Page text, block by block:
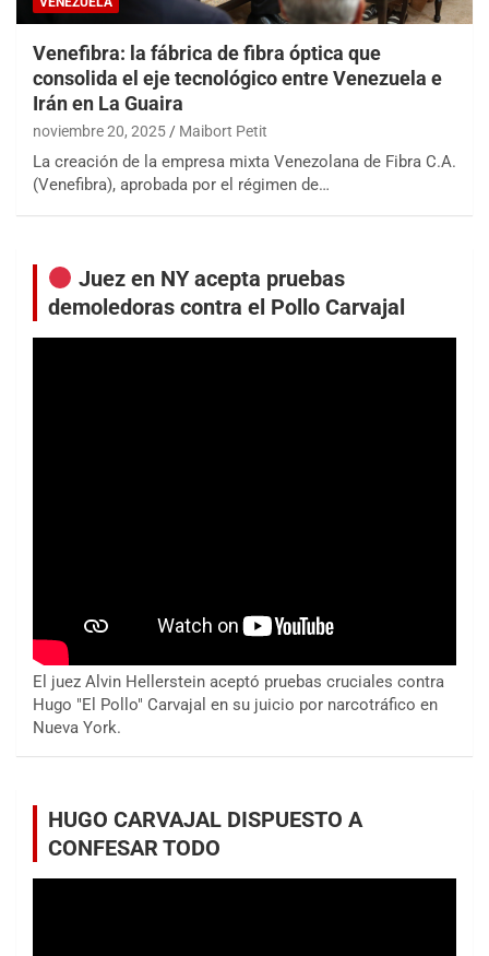
Venefibra: la fábrica de fibra óptica que
consolida el eje tecnológico entre Venezuela e
Irán en La Guaira
noviembre 20, 2025 Maibort Petit
La creación de la empresa mixta Venezolana de Fibra C.A.
(Venefibra), aprobada por el régimen de…
Juez en NY acepta pruebas
demoledoras contra el Pollo Carvajal
El juez Alvin Hellerstein aceptó pruebas cruciales contra
Hugo "El Pollo" Carvajal en su juicio por narcotráfico en
Nueva York.
HUGO CARVAJAL DISPUESTO A
CONFESAR TODO